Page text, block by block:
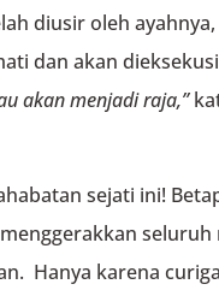
diusir oleh
dan akan
akan menjadi raja,”
sejati ini!
Hanya karena